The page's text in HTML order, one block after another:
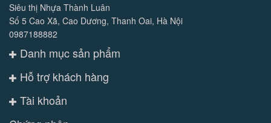
Siêu thị Nhựa Thành Luân
Số 5 Cao Xã, Cao Dương, Thanh Oai, Hà Nội
0987188882
Danh mục sản phẩm
Hỗ trợ khách hàng
Tài khoản